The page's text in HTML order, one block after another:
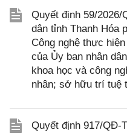
Quyết định 59/
dân tỉnh Thanh Hóa
Công nghệ thực
của Ủy ban nhân
khoa học và công
nhân; sở hữu trí tuệ
Quyết định 917/QĐ-